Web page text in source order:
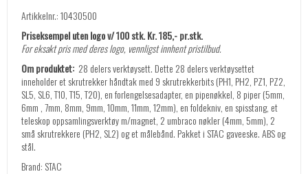
Artikkelnr.: 10430500
Priseksempel uten logo v/ 100 stk. Kr. 185,- pr.stk.
For eksakt pris med deres logo, vennligst innhent pristilbud.
Om produktet: 28 delers verktøysett. Dette 28 delers verktøysettet
inneholder et skrutrekker håndtak med 9 skrutrekkerbits (PH1, PH2, PZ1, PZ2,
SL5, SL6, T10, T15, T20), en forlengelsesadapter, en pipenøkkel, 8 piper (5mm,
6mm , 7mm, 8mm, 9mm, 10mm, 11mm, 12mm), en foldekniv, en spisstang, et
teleskop oppsamlingsverktøy m/magnet, 2 umbraco nøkler (4mm, 5mm), 2
små skrutrekkere (PH2, SL2) og et målebånd. Pakket i STAC gaveeske. ABS og
stål.
Brand: STAC